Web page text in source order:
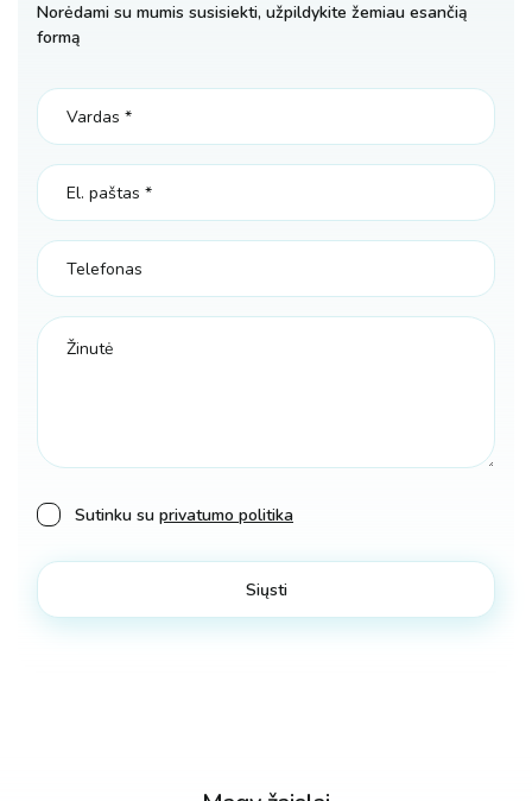
Norėdami su mumis susisiekti, užpildykite žemiau esančią
formą
Sutinku su privatumo politika